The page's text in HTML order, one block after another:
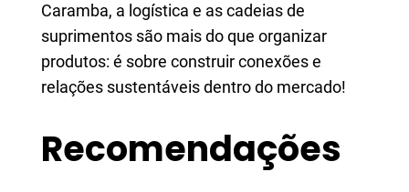
Caramba, a logística e as cadeias de
suprimentos são mais do que organizar
produtos: é sobre construir conexões e
relações sustentáveis dentro do mercado!
Recomendações